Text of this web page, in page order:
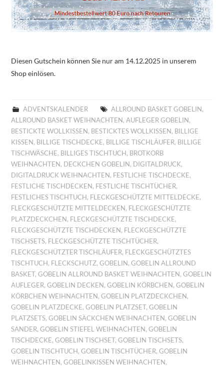
Diesen Gutschein können Sie nur am 14.12.2025 in unserem
Shop einlösen.
ADVENTSKALENDER ALLROUND BASKET GOBELIN,
ALLROUND BASKET WEIHNACHTEN,AUFLEGER GOBELIN,
BESTICKTE WOLLKISSEN, BESTICKTES WOLLKISSEN, BILLIGE
KISSEN, BILLIGE TISCHDECKE, BILLIGE TISCHLÄUFER, BILLIGE
TISCHWÄSCHE, BILLIGES TISCHTUCH, BROTKORB
WEIHNACHTEN, DECKCHEN GOBELIN, DIGITALDRUCK,
DIGITALDRUCK WEIHNACHTEN, FESTLICHE TISCHDECKE,
FESTLICHE TISCHDECKEN, FESTLICHE TISCHTÜCHER,
FESTLICHES TISCHTUCH, FLECKGESCHÜTZTE MITTELDECKE,
FLECKGESCHÜTZTE MITTELDECKEN, FLECKGESCHÜTZTE
PLATZDECKCHEN, FLECKGESCHÜTZTE TISCHDECKE,
FLECKGESCHÜTZTE TISCHDECKEN, FLECKGESCHÜTZTE
TISCHSETS, FLECKGESCHÜTZTE TISCHTÜCHER,
FLECKGESCHÜTZTER TISCHLÄUFER, FLECKGESCHÜTZTES
TISCHTUCH, FLECKSCHUTZ,GOBELIN,GOBELIN ALLROUND
BASKET,GOBELIN ALLROUND BASKET WEIHNACHTEN,GOBELIN
AUFLEGER,GOBELIN DECKEN,GOBELIN KÖRBCHEN,GOBELIN
KÖRBCHEN WEIHNACHTEN,GOBELIN PLATZDECKCHEN,
GOBELIN PLATZDECKE,GOBELIN PLATZSET,GOBELIN
PLATZSETS,GOBELIN SÄCKCHEN WEIHNACHTEN,GOBELIN
SANDER,GOBELIN STIEFEL WEIHNACHTEN,GOBELIN
TISCHDECKE,GOBELIN TISCHSET,GOBELIN TISCHSETS,
GOBELIN TISCHTUCH,GOBELIN TISCHTÜCHER,GOBELIN
WEIHNACHTEN,GOBELINKISSEN WEIHNACHTEN,